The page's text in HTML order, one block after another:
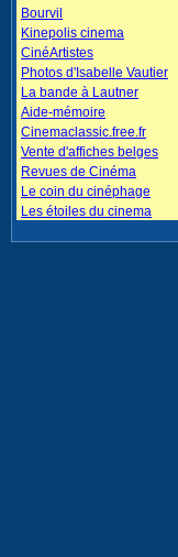
Bourvil
Kinepolis cinema
CinéArtistes
Photos d'Isabelle Vautier
La bande à Lautner
Aide-mémoire
Cinemaclassic.free.fr
Vente d'affiches belges
Revues de Cinéma
Le coin du cinéphage
Les étoiles du cinema